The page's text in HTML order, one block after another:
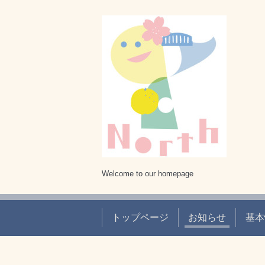
Welcome to our homepage
トップページ お知らせ 基